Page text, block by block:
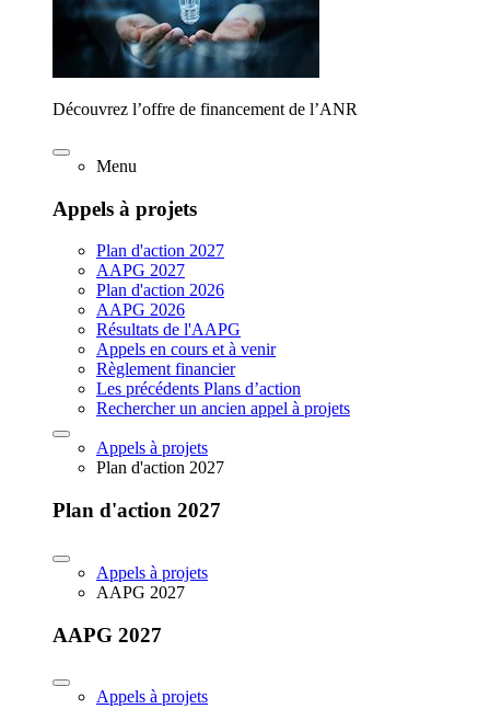
Découvrez l’offre de financement de l’ANR
Menu
Appels à projets
Plan d'action 2027
AAPG 2027
Plan d'action 2026
AAPG 2026
Résultats de l'AAPG
Appels en cours et à venir
Règlement financier
Les précédents Plans d’action
Rechercher un ancien appel à projets
Appels à projets
Plan d'action 2027
Plan d'action 2027
Appels à projets
AAPG 2027
AAPG 2027
Appels à projets